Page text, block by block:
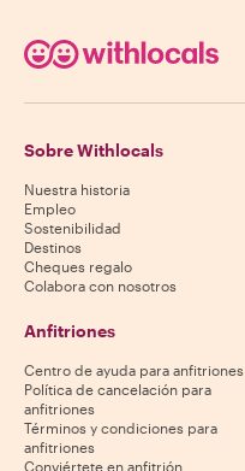
Sobre Withlocals
Nuestra historia
Empleo
Sostenibilidad
Destinos
Cheques regalo
Colabora con nosotros
Anfitriones
Centro de ayuda para anfitriones
Política de cancelación para
anfitriones
Términos y condiciones para
anfitriones
Conviértete en anfitrión